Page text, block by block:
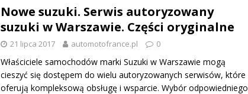
Nowe suzuki. Serwis autoryzowany
suzuki w Warszawie. Części oryginalne
21 lipca 2017 automotofrance.pl 0
Właściciele samochodów marki Suzuki w Warszawie mogą
cieszyć się dostępem do wielu autoryzowanych serwisów, które
oferują kompleksową obsługę i wsparcie. Wybór odpowiedniego